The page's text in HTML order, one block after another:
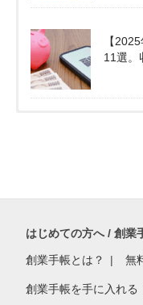
【
11選。
はじめての方へ / 創業
創業手帳とは？ 無
創業手帳を手に入れる